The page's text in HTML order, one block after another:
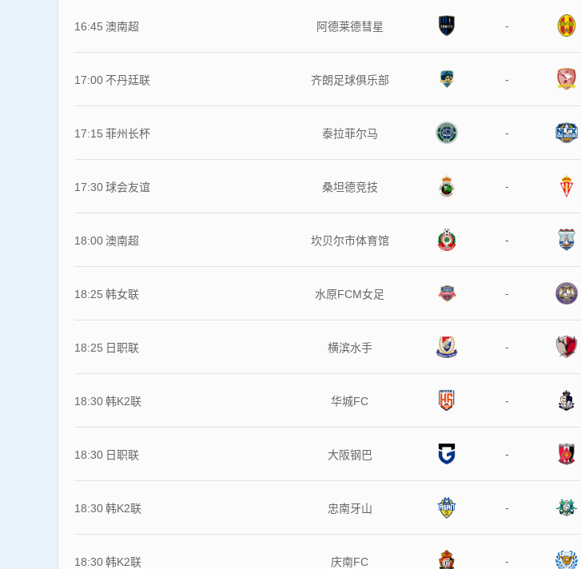
16:45 澳南超 阿德莱德彗星 -
17:00 不丹廷联 齐朗足球俱乐部 -
17:15 菲州长杯 泰拉菲尔马 -
17:30球会友谊 桑坦德竞技 -
18:00 澳南超 坎贝尔市体育馆 -
18:25 韩女联 水原FCM女足 -
18:25 日职联 横滨水手 -
18:30韩K2联 华城FC -
18:30 日职联 大阪钢巴 -
18:30韩K2联 忠南牙山 -
18:30韩K2联 庆南FC -